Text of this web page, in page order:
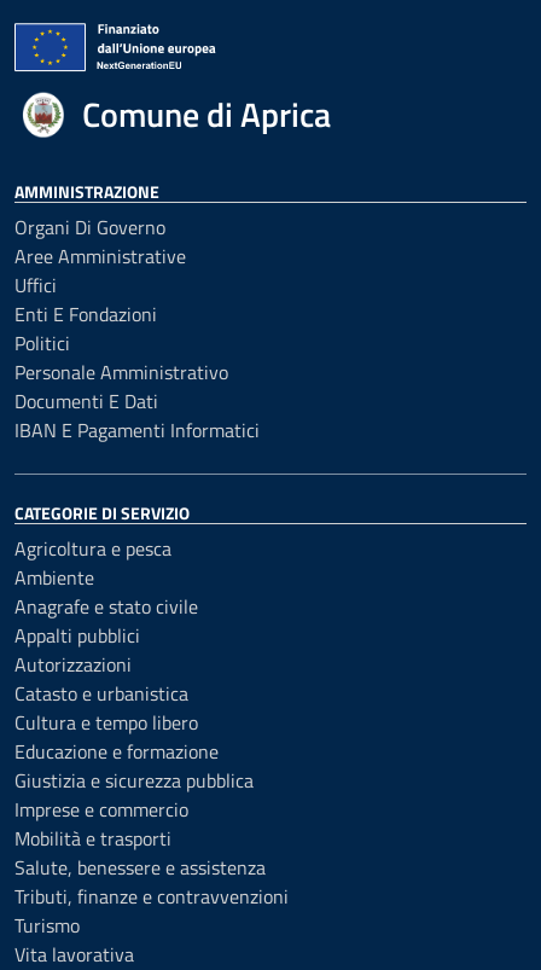
Comune di Aprica
AMMINISTRAZIONE
Organi Di Governo
Aree Amministrative
Uffici
Enti E Fondazioni
Politici
Personale Amministrativo
Documenti E Dati
IBAN E Pagamenti Informatici
CATEGORIE DI SERVIZIO
Agricoltura e pesca
Ambiente
Anagrafe e stato civile
Appalti pubblici
Autorizzazioni
Catasto e urbanistica
Cultura e tempo libero
Educazione e formazione
Giustizia e sicurezza pubblica
Imprese e commercio
Mobilità e trasporti
Salute, benessere e assistenza
Tributi, finanze e contravvenzioni
Turismo
Vita lavorativa